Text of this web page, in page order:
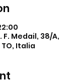
Medail, 38/A,
Italia